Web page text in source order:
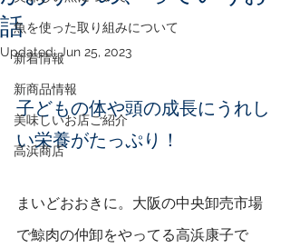
魚を使った取り組みについて
新着情報
新商品情報
美味しいお店ご紹介
高浜商店
話
Updated:Jun 25, 2023
子どもの体や頭の成長にうれし
い栄養がたっぷり！
まいどおおきに。大阪の中央卸売市場
で鯨肉の仲卸をやってる高浜康子で